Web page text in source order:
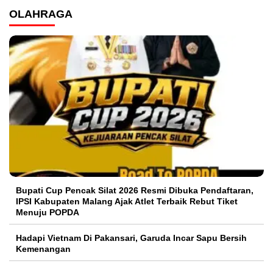
OLAHRAGA
Bupati Cup Pencak Silat 2026 Resmi Dibuka Pendaftaran,
IPSI Kabupaten Malang Ajak Atlet Terbaik Rebut Tiket
Menuju POPDA
Hadapi Vietnam Di Pakansari, Garuda Incar Sapu Bersih
Kemenangan